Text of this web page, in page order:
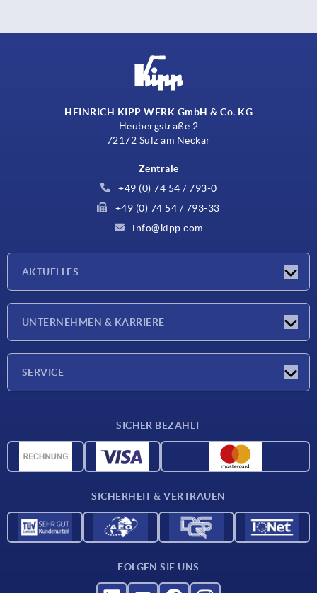
HEINRICH KIPP WERK GmbH & Co. KG
Heubergstraße 2
72172 Sulz am Neckar
Zentrale
+49 (0) 74 54 / 793-0
+49 (0) 74 54 / 793-33
info@kipp.com
AKTUELLES
Presseberichte
UNTERNEHMEN & KARRIERE
SERVICE
Werkstoffübersicht
SICHER BEZAHLT
SICHERHEIT & VERTRAUEN
FOLGEN SIE UNS